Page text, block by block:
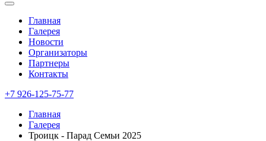
Главная
Галерея
Новости
Организаторы
Партнеры
Контакты
+7 926-125-75-77
Главная
Галерея
Троицк - Парад Семьи 2025